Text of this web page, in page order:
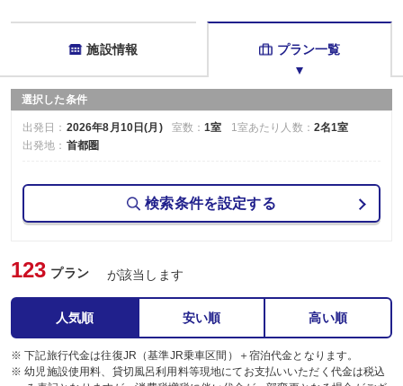
施設情報 プラン一覧
選択した条件
出発日： 2026年8月10日(月) 室数：1室 1室あたり人数： 2名1室
出発地： 首都圏
検索条件を設定する
123 プラン が該当します
人気順 安い順 高い順
※ 下記旅行代金は往復JR（基準JR乗車区間）＋宿泊代金となります。
※ 幼児施設使用料、貸切風呂利用料等現地にてお支払いいただく代金は税込